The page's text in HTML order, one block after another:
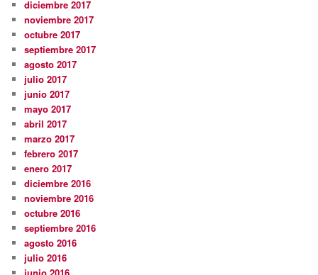
diciembre 2017
noviembre 2017
octubre 2017
septiembre 2017
agosto 2017
julio 2017
junio 2017
mayo 2017
abril 2017
marzo 2017
febrero 2017
enero 2017
diciembre 2016
noviembre 2016
octubre 2016
septiembre 2016
agosto 2016
julio 2016